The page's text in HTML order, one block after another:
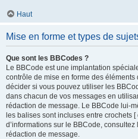
Haut
Mise en forme et types de
Que sont les BBCodes ?
Le BBCode est une implantation
contrôle de mise en forme des éléments
décider si vous pouvez utiliser les
dans chacun de vos messages en
rédaction de message. Le BBCode lui-
les balises sont incluses entre crochets
d’informations sur le BBCode,
rédaction de message.